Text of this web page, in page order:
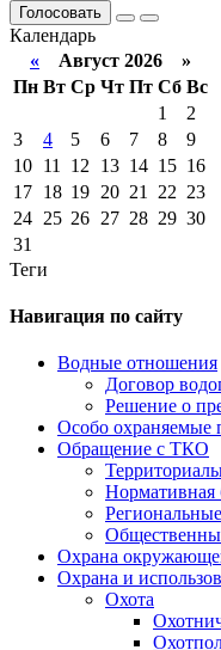
Голосовать
Календарь
« Август 2026 »
Пн Вт Ср Чт Пт Сб Вс
1
2
3
4 5 6 7 8
9
10 11 12 13 14 15 16
17 18 19 20 21 22 23
24 25 26 27 28 29 30
31
Теги
Навигация по сайту
Водные отношения
Договор
Решение о
Особо охраняемые
Обращение с ТКО
Нормативная
Охрана
Охрана и
Охота